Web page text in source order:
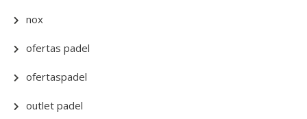
nox
ofertas padel
ofertaspadel
outlet padel